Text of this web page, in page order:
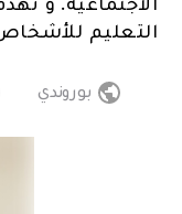
التعليم
بوروندي